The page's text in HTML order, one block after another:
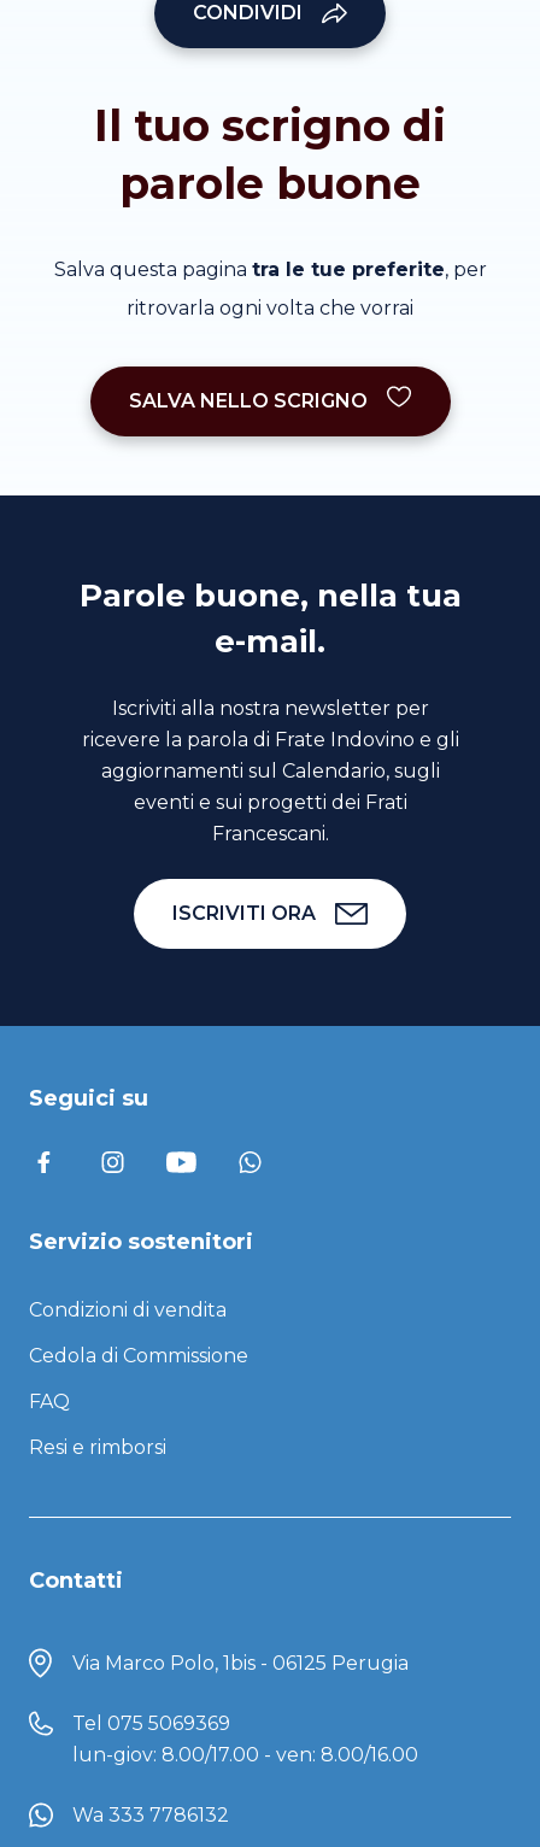
CONDIVIDI
Il tuo scrigno di
parole buone
Salva questa pagina tra le tue preferite, per
ritrovarla ogni volta che vorrai
SALVA NELLO SCRIGNO
Parole buone, nella tua
e-mail.
Iscriviti alla nostra newsletter per
ricevere la parola di Frate Indovino e gli
aggiornamenti sul Calendario, sugli
eventi e sui progetti dei Frati
Francescani.
ISCRIVITI ORA
Seguici su
Servizio sostenitori
Condizioni di vendita
Cedola di Commissione
FAQ
Resi e rimborsi
Contatti
Via Marco Polo, 1bis - 06125 Perugia
Tel 075 5069369
lun-giov: 8.00/17.00 - ven: 8.00/16.00
Wa 333 7786132